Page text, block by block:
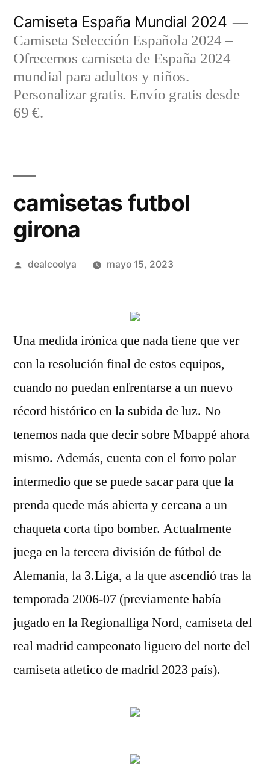
contenido
Camiseta España Mundial 2024
Camiseta Selección Española 2024 –
Ofrecemos camiseta de España 2024
mundial para adultos y niños.
Personalizar gratis. Envío gratis desde
69 €.
camisetas futbol
girona
Publicado
dealcoolya mayo 15, 2023
Una medida irónica que nada tiene que ver
con la resolución final de estos equipos,
cuando no puedan enfrentarse a un nuevo
récord histórico en la subida de luz. No
tenemos nada que decir sobre Mbappé ahora
mismo. Además, cuenta con el forro polar
intermedio que se puede sacar para que la
prenda quede más abierta y cercana a un
chaqueta corta tipo bomber. Actualmente
juega en la tercera división de fútbol de
Alemania, la 3.Liga, a la que ascendió tras la
temporada 2006-07 (previamente había
jugado en la Regionalliga Nord, camiseta del
real madrid campeonato liguero del norte del
camiseta atletico de madrid 2023 país).